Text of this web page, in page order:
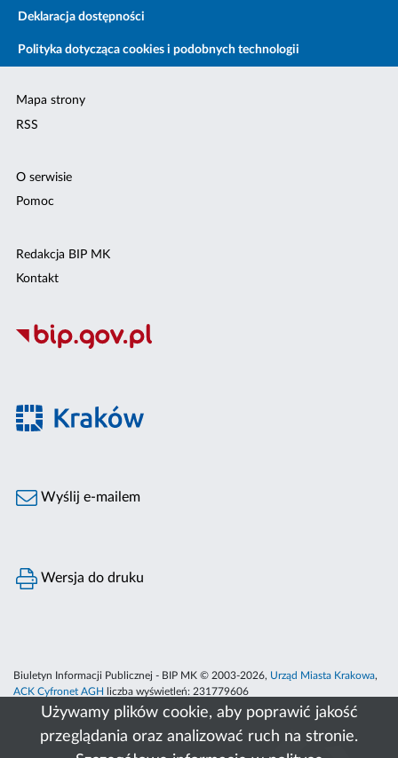
Używamy plików cookie, aby poprawić jakość
przeglądania oraz analizować ruch na stronie.
Deklaracja dostępności
Polityka dotycząca cookies i podobnych technologii
Mapa strony
RSS
O serwisie
Pomoc
Redakcja BIP MK
Kontakt
Wyślij e-mailem
Wersja do druku
Biuletyn Informacji Publicznej - BIP MK © 2003-2026, Urząd Miasta Krakowa,
ACK Cyfronet AGH
liczba wyświetleń: 231779606